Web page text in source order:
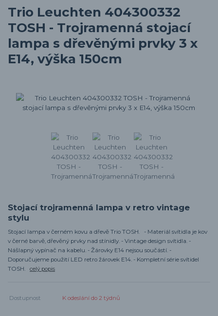
Trio Leuchten 404300332
TOSH - Trojramenná stojací
lampa s dřevěnými prvky 3 x
E14, výška 150cm
Stojací trojramenná lampa v retro vintage
stylu
Stojací lampa v černém kovu a dřevě Trio TOSH. - Materiál svítidla je kov
v černé barvě, dřevěný prvky nad stínidly. - Vintage design svítidla. -
Nášlapný vypínač na kabelu. - Žárovky E14 nejsou součástí. -
Doporučujeme použití LED retro žárovek E14. - Kompletní série svítidel
TOSH. celý popis
Dostupnost K odeslání do 2 týdnů